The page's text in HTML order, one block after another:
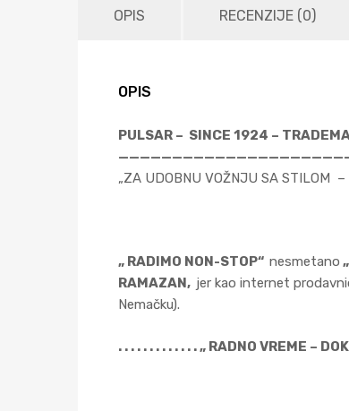
OPIS RECENZIJE (0)
OPIS
PULSAR – SINCE 1924 –
„ZA UDOBNU VOŽNJU SA STILOM
„ RADIMO NON-STOP“ nesmetano
RAMAZAN, jer kao internet
Nemačku).
. . . . . . . . . . . . . „ RADNO VREME –